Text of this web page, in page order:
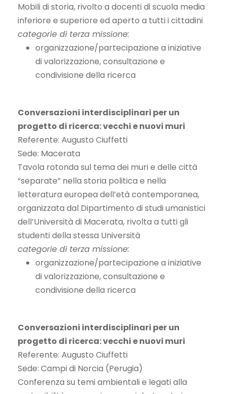
Mobili di storia, rivolto a docenti di scuola media
inferiore e superiore ed aperto a tutti i cittadini
categorie di terza missione:
organizzazione/partecipazione a iniziative
di valorizzazione, consultazione e
condivisione della ricerca
Conversazioni interdisciplinari per un
progetto di ricerca: vecchi e nuovi muri
Referente: Augusto Ciuffetti
Sede: Macerata
Tavola rotonda sul tema dei muri e delle città
“separate” nella storia politica e nella
letteratura europea dell’età contemporanea,
organizzata dal Dipartimento di studi umanistici
dell’Università di Macerata, rivolta a tutti gli
studenti della stessa Università
categorie di terza missione:
organizzazione/partecipazione a iniziative
di valorizzazione, consultazione e
condivisione della ricerca
Conversazioni interdisciplinari per un
progetto di ricerca: vecchi e nuovi muri
Referente: Augusto Ciuffetti
Sede: Campi di Norcia (Perugia)
Conferenza su temi ambientali e legati alla